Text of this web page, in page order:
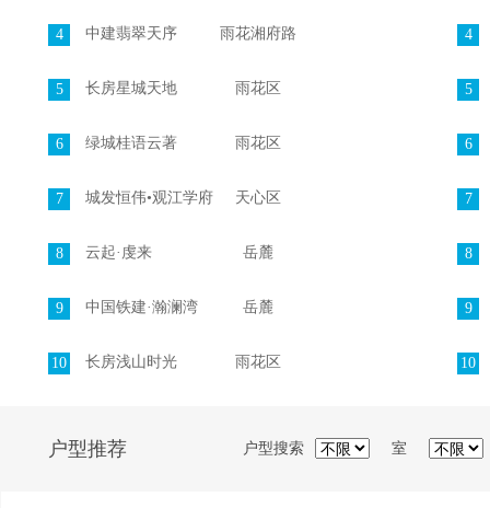
4 中建翡翠天序 雨花湘府路
5 长房星城天地 雨花区
6 绿城桂语云著 雨花区
7 城发恒伟•观江学府 天心区
8 云起·虔来 岳麓
9 中国铁建·瀚澜湾 岳麓
10 长房浅山时光 雨花区
4
5
6
7
8
9
10
户型推荐 户型搜索 室